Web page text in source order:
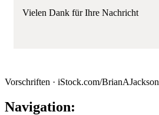
Vielen Dank für Ihre Nachricht
Vorschriften · iStock.com/BrianAJackson
Navigation: